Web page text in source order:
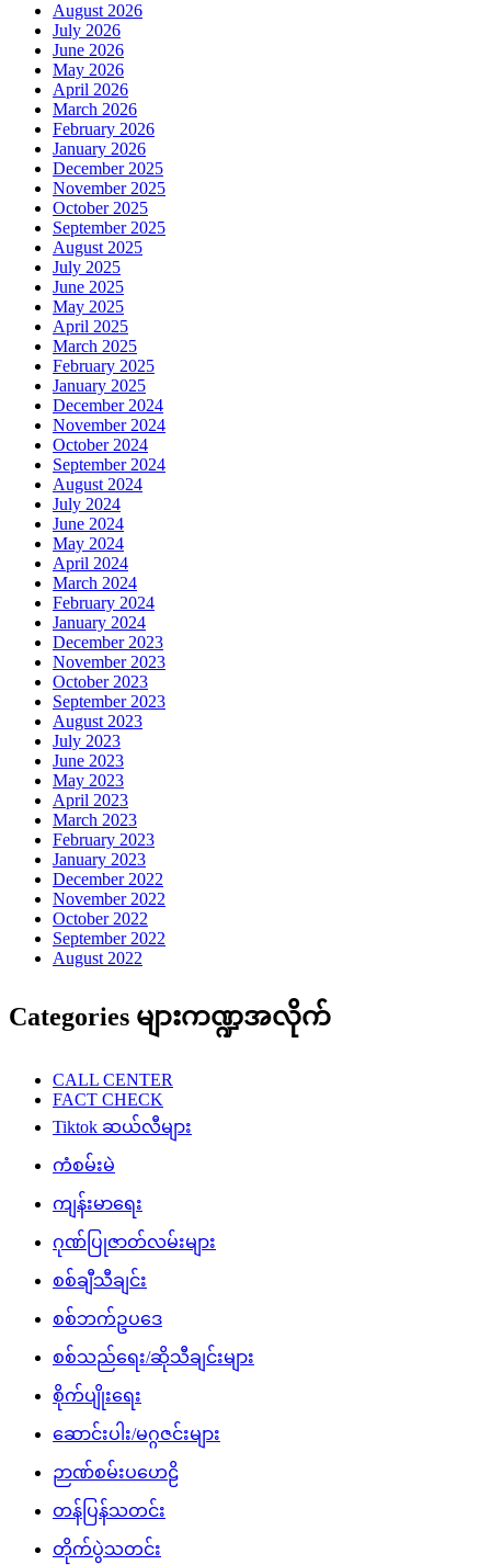
August 2026
July 2026
June 2026
May 2026
April 2026
March 2026
February 2026
January 2026
December 2025
November 2025
October 2025
September 2025
August 2025
July 2025
June 2025
May 2025
April 2025
March 2025
February 2025
January 2025
December 2024
November 2024
October 2024
September 2024
August 2024
July 2024
June 2024
May 2024
April 2024
March 2024
February 2024
January 2024
December 2023
November 2023
October 2023
September 2023
August 2023
July 2023
June 2023
May 2023
April 2023
March 2023
February 2023
January 2023
December 2022
November 2022
October 2022
September 2022
August 2022
Categories များကဏ္ဍအလိုက်
CALL CENTER
FACT CHECK
Tiktok ဆယ်လီများ
ကံစမ်းမဲ
ကျန်းမာရေး
ဂုဏ်ပြုဇာတ်လမ်းများ
စစ်ချီသီချင်း
စစ်ဘက်ဥပဒေ
စစ်သည်ရေး/ဆိုသီချင်းများ
စိုက်ပျိုးရေး
ဆောင်းပါး/မဂ္ဂဇင်းများ
ဉာဏ်စမ်းပဟေဠိ
တန်ပြန်သတင်း
တိုက်ပွဲသတင်း